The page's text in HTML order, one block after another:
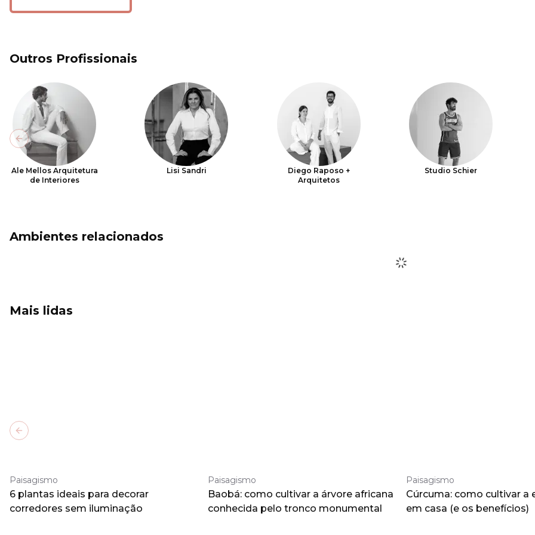
Outros Profissionais
Ale Mellos Arquitetura
de Interiores
Lisi Sandri
Diego Raposo +
Arquitetos
Studio Schier
Previous slide
Ambientes relacionados
Mais lidas
Paisagismo
6 plantas ideais para decorar
corredores sem iluminação
Paisagismo
Baobá: como cultivar a árvore africana
conhecida pelo tronco monumental
Paisagismo
Cúrcuma: como cultivar a
em casa (e os benefícios)
Previous slide